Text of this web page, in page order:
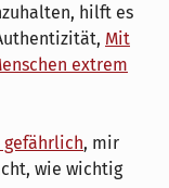
hilft es
Mit
extrem
gefährlich, mir
wie wichtig